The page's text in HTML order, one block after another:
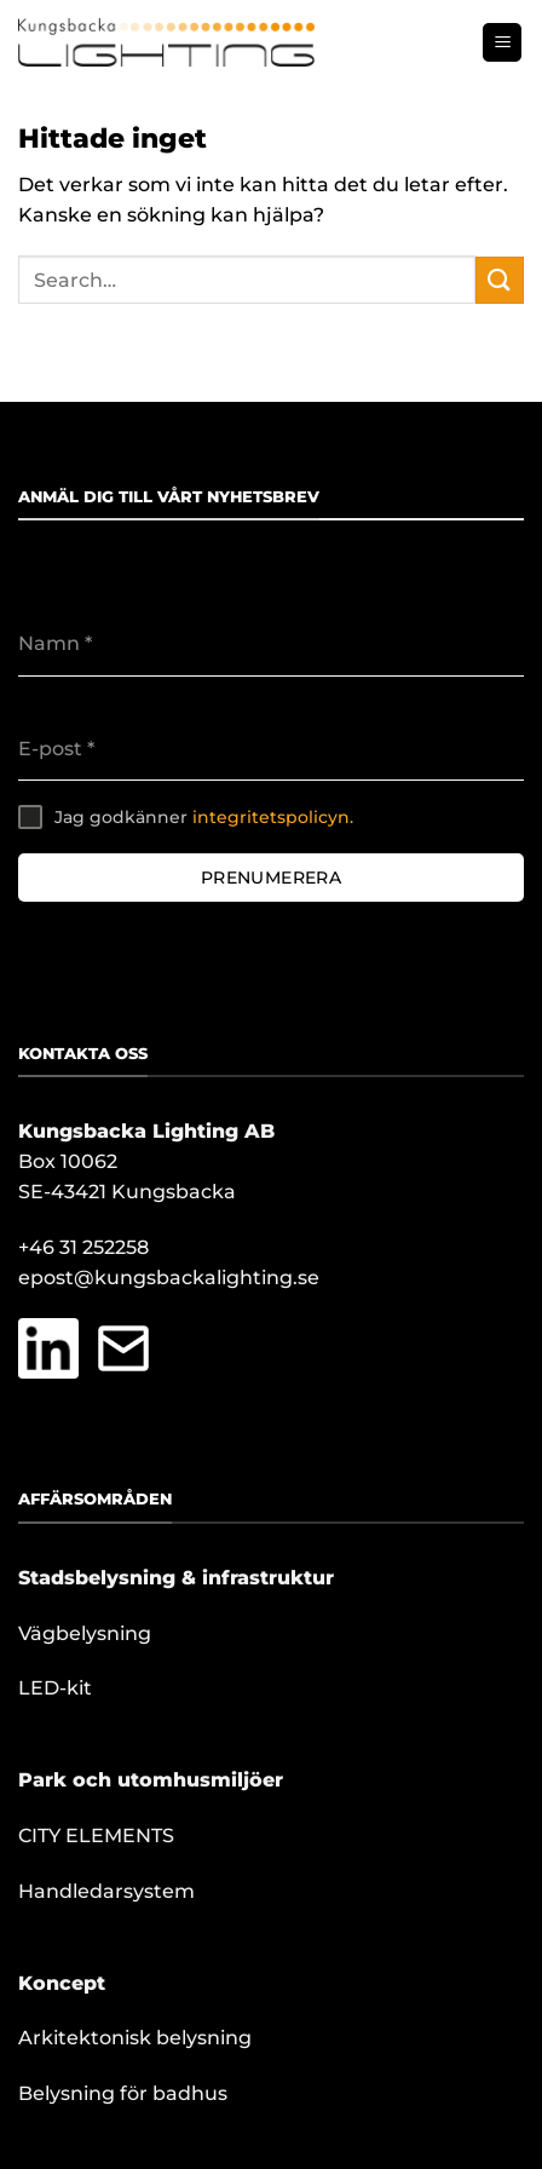
Skip
to
Hittade inget
Det verkar som vi inte kan hitta det du letar efter.
Kanske en sökning kan hjälpa?
KONTAKTA OSS
Kungsbacka Lighting AB
Box 10062
SE-43421 Kungsbacka
+46 31 252258
epost@kungsbackalighting.se
ANMÄL DIG TILL VÅRT NYHETSBREV
Namn *
E-post *
Jag godkänner integritetspolicyn.
PRENUMERERA
AFFÄRSOMRÅDEN
Stadsbelysning & infrastruktur
Vägbelysning
LED-kit
Park och utomhusmiljöer
CITY ELEMENTS
Handledarsystem
Koncept
Arkitektonisk belysning
Belysning för badhus